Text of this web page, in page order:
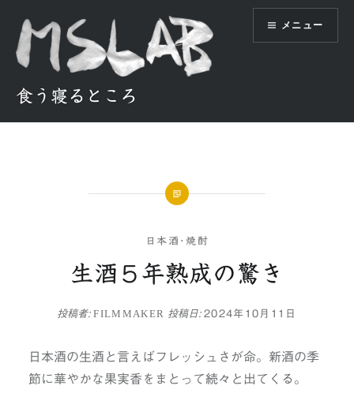
ス
食う寝るところ
メニュー
日本酒･焼酎
生酒５年熟成の驚き
投稿者:FILMMAKER 投稿日:2024年10月11日
日本酒の生酒と言えばフレッシュさが命。新酒の季
節に華やかな果実香をまとって続々と出てくる。